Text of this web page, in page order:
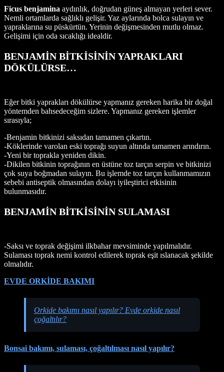
Ficus benjamina aydınlık, doğrudan güneş almayan yerleri sever.
Nemli ortamlarda sağlıklı gelişir. Yaz aylarında bolca sulayın ve
yapraklarına su püskürtün. Yerinin değişmesinden mutlu olmaz.
Gelişimi için oda sıcaklığı idealdir.
BENJAMİN BİTKİSİNİN YAPRAKLARI
DÖKÜLÜRSE…
Eğer bitki yaprakları dökülürse yapmanız gereken harika bir doğal
yöntemden bahsedeceğim sizlere. Yapmanız gereken işlemler
sırasıyla;
-Benjamin bitkinizi saksıdan tamamen çıkartın.
-Köklerinde varolan eski toprağı suyun altında tamamen arındırın.
-Yeni bir toprakla yeniden dikin.
-Dikilen bitkinin toprağının en üstüne toz tarçın serpin ve bitkinizi
çok suya boğmadan sulayın. Bu işlemde toz tarçın kullanmamızın
sebebi antiseptik olmasından dolayı iyileştirici etkisinin
bulunmasıdır.
BENJAMİN BİTKİSİNİN SULAMASI
-Saksı ve toprak değişimi ilkbahar mevsiminde yapılmalıdır.
Sulaması toprak nemi kontrol edilerek toprak eşit ıslanacak şekilde
olmalıdır.
EVDE ORKİDE BAKIMI
Orkide bakımı nasıl yapılır? Evde orkide nasıl
çoğaltılır?
Bonsai bakımı, sulaması, çoğaltılması nasıl yapılır?